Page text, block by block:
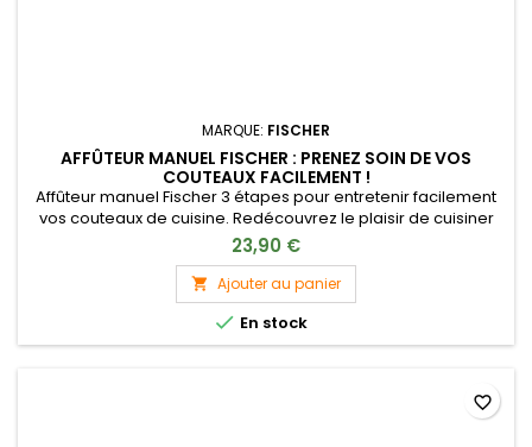
MARQUE: FISCHER
AFFÛTEUR MANUEL FISCHER : PRENEZ SOIN DE VOS
COUTEAUX FACILEMENT !
Affûteur manuel Fischer 3 étapes pour entretenir facilement
vos couteaux de cuisine. Redécouvrez le plaisir de cuisiner
avec des lames impeccables.
23,90 €
 Ajouter au panier
 En stock
favorite_border